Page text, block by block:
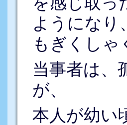
ようになり
もぎくしゃ
当事者は、
が、
本人が幼い